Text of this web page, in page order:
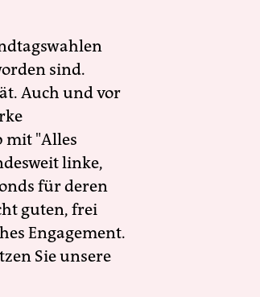
sind.
Auch und vor
mit "Alles
linke,
für deren
guten, frei
Engagement.
Sie unsere